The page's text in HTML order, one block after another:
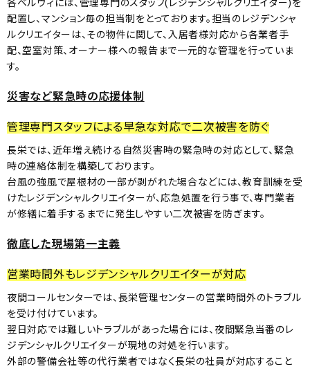
各ベルヴィには、管理専門のスタッフ(レジデンシャルクリエイター)を
配置し、マンション毎の担当制をとっております。担当のレジデンシャ
ルクリエイターは、その物件に関して、入居者様対応から各業者手
配、空室対策、オーナー様への報告まで一元的な管理を行っていま
す。
災害など緊急時の応援体制
管理専門スタッフによる早急な対応で二次被害を防ぐ
長栄では、近年増え続ける自然災害時の緊急時の対応として、緊急
時の連絡体制を構築しております。
台風の強風で屋根材の一部が剥がれた場合などには、教育訓練を受
けたレジデンシャルクリエイターが、応急処置を行う事で、専門業者
が修繕に着手するまでに発生しやすい二次被害を防ぎます。
徹底した現場第一主義
営業時間外もレジデンシャルクリエイターが対応
夜間コールセンターでは、長栄管理センターの営業時間外のトラブル
を受け付けています。
翌日対応では難しいトラブルがあった場合には、夜間緊急当番のレ
ジデンシャルクリエイターが現地の対処を行います。
外部の警備会社等の代行業者ではなく長栄の社員が対応すること